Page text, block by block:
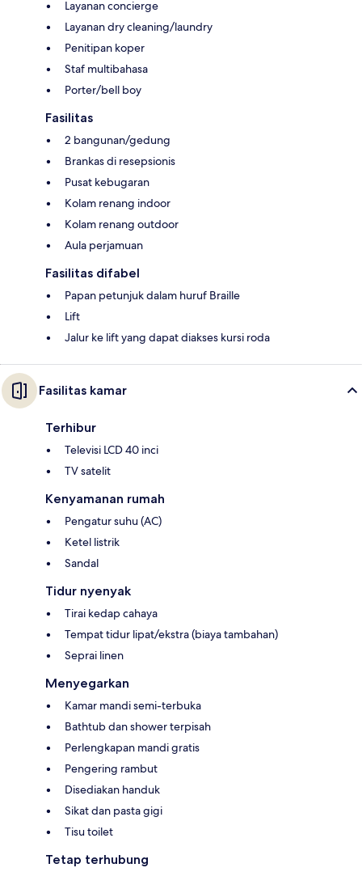
Layanan concierge
Layanan dry cleaning/laundry
Penitipan koper
Staf multibahasa
Porter/bell boy
Fasilitas
2 bangunan/gedung
Brankas di resepsionis
Pusat kebugaran
Kolam renang indoor
Kolam renang outdoor
Aula perjamuan
Fasilitas difabel
Papan petunjuk dalam huruf Braille
Lift
Jalur ke lift yang dapat diakses kursi roda
Fasilitas kamar
Terhibur
Televisi LCD 40 inci
TV satelit
Kenyamanan rumah
Pengatur suhu (AC)
Ketel listrik
Sandal
Tidur nyenyak
Tirai kedap cahaya
Tempat tidur lipat/ekstra (biaya tambahan)
Seprai linen
Menyegarkan
Kamar mandi semi-terbuka
Bathtub dan shower terpisah
Perlengkapan mandi gratis
Pengering rambut
Disediakan handuk
Sikat dan pasta gigi
Tisu toilet
Tetap terhubung